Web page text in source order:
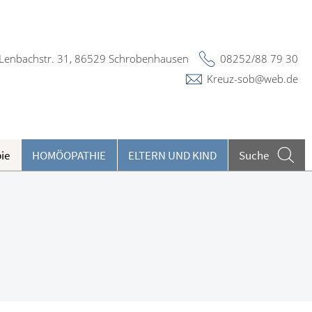
HOMÖOPATHIE ELTERN UND KIND Suche
Lenbachstr. 31, 86529 Schrobenhausen
08252/88 79 30
Kreuz-sob@web.de